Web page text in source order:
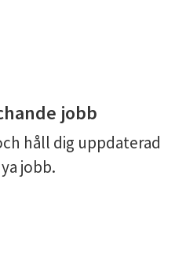
jobb
håll dig uppdaterad
jobb.